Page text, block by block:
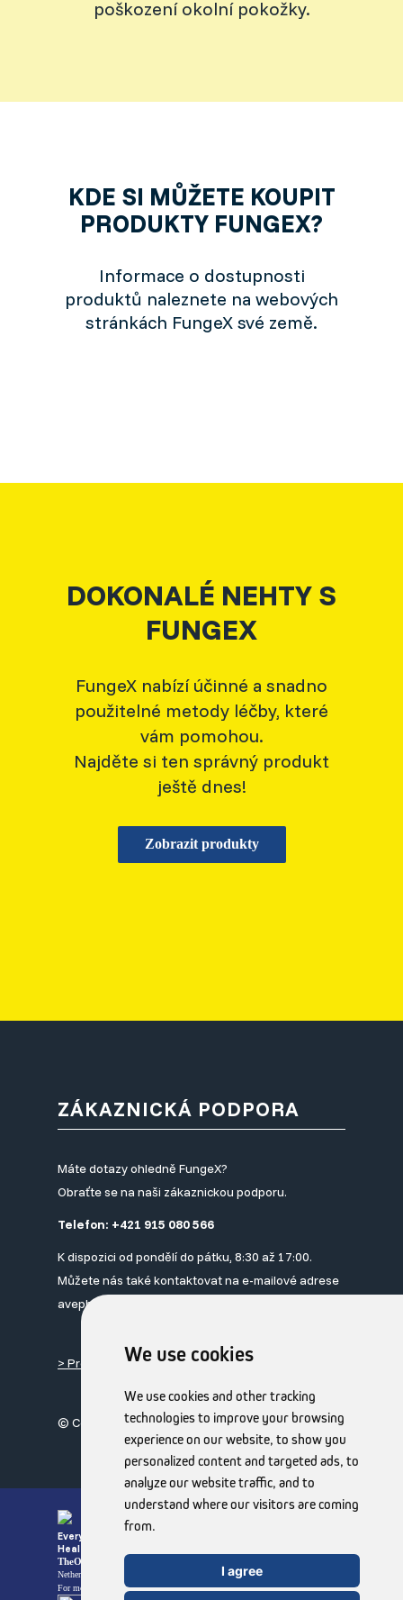
We use cookies
We use cookies and other tracking
technologies to improve your browsing
experience on our website, to show you
personalized content and targeted ads, to
analyze our website traffic, and to
understand where our visitors are coming
from.
I agree
poškození okolní pokožky.
KDE SI MŮŽETE KOUPIT
PRODUKTY FUNGEX?
Informace o dostupnosti
produktů naleznete na webových
stránkách FungeX své země.
DOKONALÉ NEHTY S
FUNGEX
FungeX nabízí účinné a snadno
použitelné metody léčby, které
vám pomohou.
Najděte si ten správný produkt
ještě dnes!
Zobrazit produkty
ZÁKAZNICKÁ PODPORA
Máte dotazy ohledně FungeX?
Obraťte se na naši zákaznickou podporu.
Telefon: +421 915 080 566
K dispozici od pondělí do pátku, 8:30 až 17:00.
Můžete nás také kontaktovat na e-mailové adrese
avepharma@avepharma.eu
> Prohlášení o ochraně osobních údajů
© Copyright 2026 TheOTCLab B.V.
Everyday Smart
Healthcare Solutions
TheOTCLab B.V.
Netherlands
For more information please go towww.theotclab.com